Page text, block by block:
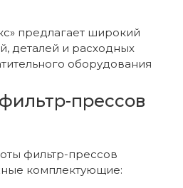
предлагает широкий
деталей и расходных
оборудования
прессов
фильтр-прессов
комплектующие: